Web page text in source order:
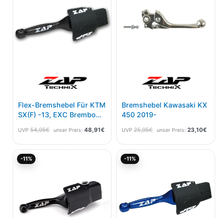
Flex-Bremshebel Für KTM
SX(F) -13, EXC Brembo
UVP 54,95€ unser Preis: 48,91€
Bremshebel Kawasaki KX
450 2019-
UVP 25,95€ unser Preis: 23,10€
-11% -11%